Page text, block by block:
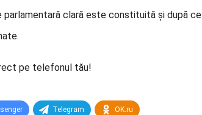
clară este constituită și după ce
pe telefonul tău!
Telegram OK.ru